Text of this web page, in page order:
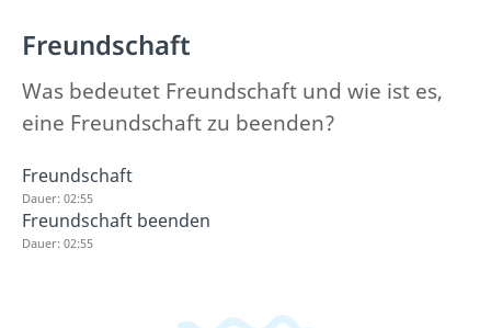
Freundschaft
Was bedeutet Freundschaft und wie ist es,
eine Freundschaft zu beenden?
Freundschaft
Dauer: 02:55
Freundschaft beenden
Dauer: 02:55